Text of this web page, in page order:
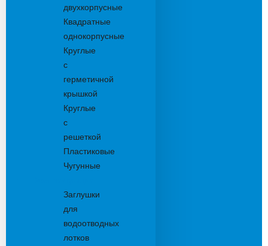
двухкорпусные
Квадратные
однокорпусные
Круглые
с
герметичной
крышкой
Круглые
с
решеткой
Пластиковые
Чугунные
Заглушки
для
водоотводных
лотков